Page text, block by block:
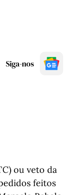
Siga-nos
ou veto da
feitos